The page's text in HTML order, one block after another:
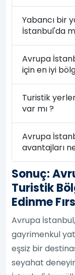
Yabancı bir
İstanbul'da
Avrupa
için en iyi
Turistik
var mı ?
Avrupa
avantajları
Sonuç:
Turistik
Edinme
Avrupa
gayrimenkul
eşsiz bir
seyahat